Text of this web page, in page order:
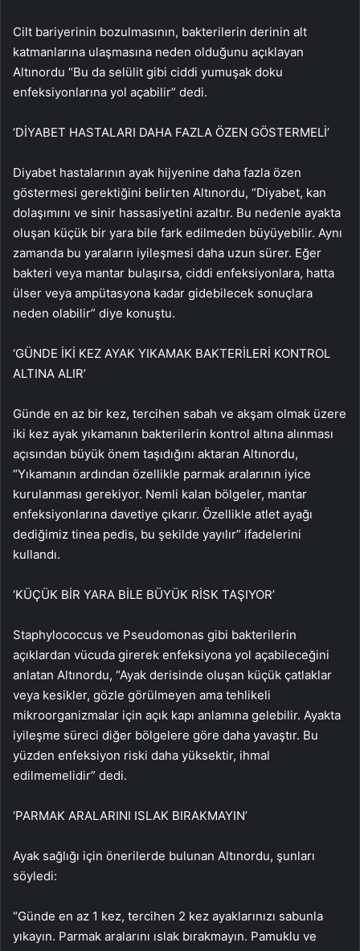
Cilt bariyerinin bozulmasının, bakterilerin derinin alt
katmanlarına ulaşmasına neden olduğunu açıklayan
Altınordu “Bu da selülit gibi ciddi yumuşak doku
enfeksiyonlarına yol açabilir” dedi.
‘DİYABET HASTALARI DAHA FAZLA ÖZEN GÖSTERMELİ’
Diyabet hastalarının ayak hijyenine daha fazla özen
göstermesi gerektiğini belirten Altınordu, “Diyabet, kan
dolaşımını ve sinir hassasiyetini azaltır. Bu nedenle ayakta
oluşan küçük bir yara bile fark edilmeden büyüyebilir. Aynı
zamanda bu yaraların iyileşmesi daha uzun sürer. Eğer
bakteri veya mantar bulaşırsa, ciddi enfeksiyonlara, hatta
ülser veya ampütasyona kadar gidebilecek sonuçlara
neden olabilir” diye konuştu.
‘GÜNDE İKİ KEZ AYAK YIKAMAK BAKTERİLERİ KONTROL
ALTINA ALIR’
Günde en az bir kez, tercihen sabah ve akşam olmak üzere
iki kez ayak yıkamanın bakterilerin kontrol altına alınması
açısından büyük önem taşıdığını aktaran Altınordu,
“Yıkamanın ardından özellikle parmak aralarının iyice
kurulanması gerekiyor. Nemli kalan bölgeler, mantar
enfeksiyonlarına davetiye çıkarır. Özellikle atlet ayağı
dediğimiz tinea pedis, bu şekilde yayılır” ifadelerini
kullandı.
‘KÜÇÜK BİR YARA BİLE BÜYÜK RİSK TAŞIYOR’
Staphylococcus ve Pseudomonas gibi bakterilerin
açıklardan vücuda girerek enfeksiyona yol açabileceğini
anlatan Altınordu, “Ayak derisinde oluşan küçük çatlaklar
veya kesikler, gözle görülmeyen ama tehlikeli
mikroorganizmalar için açık kapı anlamına gelebilir. Ayakta
iyileşme süreci diğer bölgelere göre daha yavaştır. Bu
yüzden enfeksiyon riski daha yüksektir, ihmal
edilmemelidir” dedi.
‘PARMAK ARALARINI ISLAK BIRAKMAYIN’
Ayak sağlığı için önerilerde bulunan Altınordu, şunları
söyledi:
“Günde en az 1 kez, tercihen 2 kez ayaklarınızı sabunla
yıkayın. Parmak aralarını ıslak bırakmayın. Pamuklu ve